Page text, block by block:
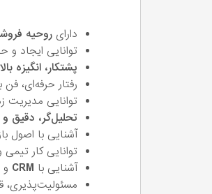
دارای روحیه
توانایی ایجاد و
پشتکار، انگیزه
رفتار حرفه‌ای،
توانایی مدیریت
تحلیل‌گر، دقیق
آشنایی با اصول
توانایی کار
آشنایی با CRM
مسئولیت‌پذیری،